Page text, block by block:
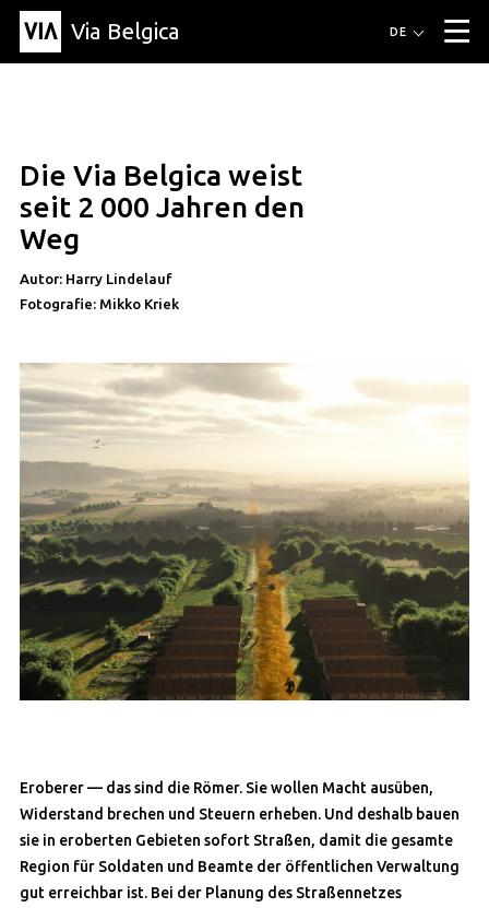
Via Belgica ▼
Artikel
Bildung
Rezept
Freunde
Über Via Belgica
DE
artikel
Die Via Belgica weist
seit 2 000 Jahren den
Weg
Autor: Harry Lindelauf
Fotografie: Mikko Kriek
Eroberer — das sind die Römer. Sie wollen Macht ausüben,
Widerstand brechen und Steuern erheben. Und deshalb bauen
sie in eroberten Gebieten sofort Straßen, damit die gesamte
Region für Soldaten und Beamte der öffentlichen Verwaltung
gut erreichbar ist. Bei der Planung des Straßennetzes